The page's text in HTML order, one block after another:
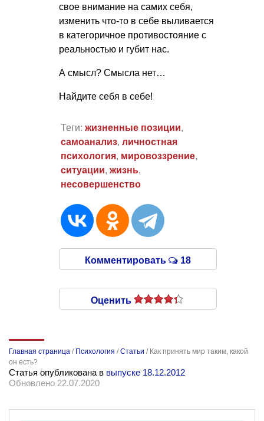
свое внимание на самих себя,
изменить что-то в себе выливается
в категоричное противостояние с
реальностью и губит нас.
А смысл? Смысла нет…
Найдите себя в себе!
Теги: жизненные позиции,
самоанализ, личностная
психология, мировоззрение,
ситуации, жизнь,
несовершенство
Комментировать 18
Оценить
Главная страница / Психология /Статьи / Как принять мир таким, какой
он есть?
Статья опубликована в выпуске 18.12.2012
Обновлено 22.07.2020